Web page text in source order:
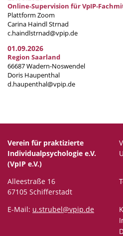
Online-Supervision für VpIP-
Plattform Zoom
Carina Haindl Strnad
c.haindlstrnad@vpip.de
01.09.2026
Region Saarland
66687 Wadern-Noswendel
Doris Haupenthal
d.haupenthal@vpip.de
Verein für praktizierte
Individualpsychologie e.V.
(VpIP e.V.)
Alleestraße 16
67105 Schifferstadt
E-Mail: u.strubel@vpip.de